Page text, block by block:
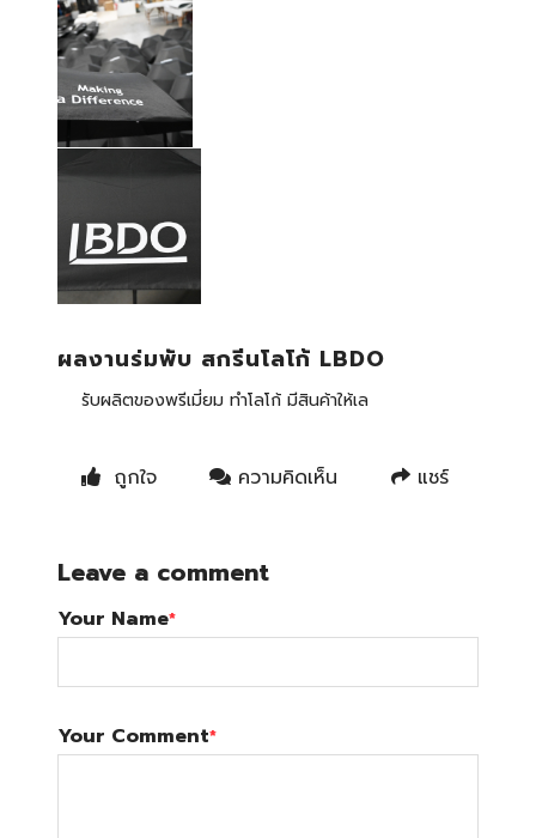
ผลงานร่มพับ สกรีนโลโก้ LBDO
รับผลิตของพรีเมี่ยม ทำโลโก้ มีสินค้าให้เล
ถูกใจ ความคิดเห็น แชร์
Leave a comment
Your Name*
Your Comment*